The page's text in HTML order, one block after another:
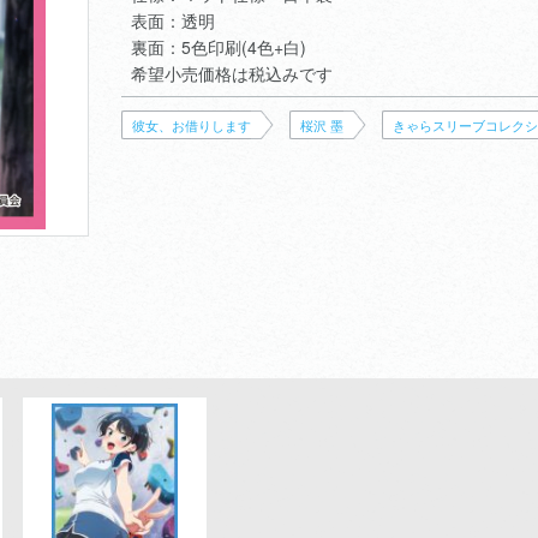
表面：透明
裏面：5色印刷(4色+白)
希望小売価格は税込みです
彼女、お借りします 桜沢 墨 きゃらスリーブコレク